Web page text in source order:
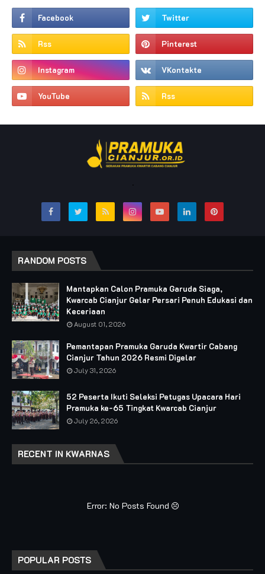
.
RANDOM POSTS
Mantapkan Calon Pramuka Garuda Siaga,
Kwarcab Cianjur Gelar Persari Penuh Edukasi dan
Keceriaan
August 01, 2026
Pemantapan Pramuka Garuda Kwartir Cabang
Cianjur Tahun 2026 Resmi Digelar
July 31, 2026
52 Peserta Ikuti Seleksi Petugas Upacara Hari
Pramuka ke-65 Tingkat Kwarcab Cianjur
July 26, 2026
RECENT IN KWARNAS
Error: No Posts Found
POPULAR POSTS